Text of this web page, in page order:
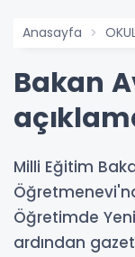
Anasayfa
Bakan
Milli Eğitim
Öğretimde
ardından